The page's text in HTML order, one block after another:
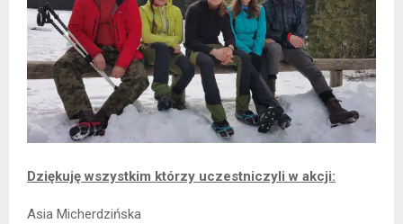
Dziękuję wszystkim którzy uczestniczyli w akcji:
Asia Micherdzińska